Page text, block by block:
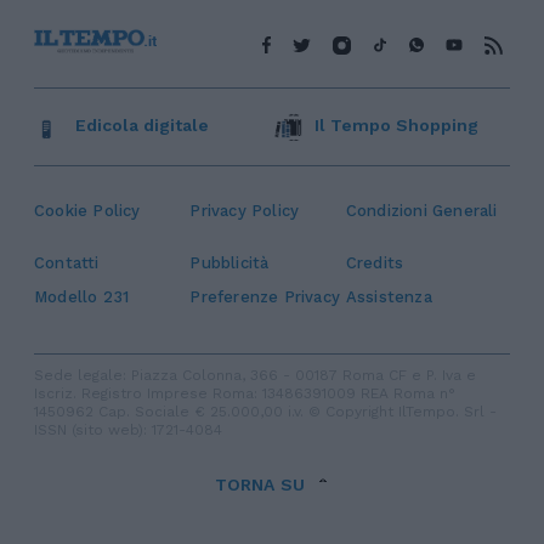
Cookie Policy Privacy Policy Condizioni Generali
Contatti Pubblicità
Credits
Modello 231
Preferenze Privacy Assistenza
Edicola digitale Il Tempo Shopping
TORNA SU